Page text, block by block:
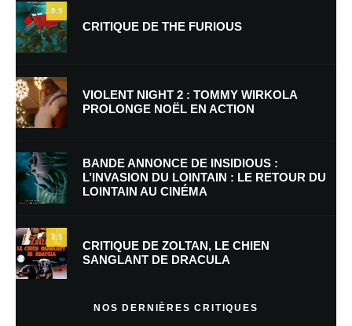
Nom*
E-mail *
Enregistrer mon nom, mon e-mail et mon site dans le navigateur pour
mon prochain commentaire.
Prévenez-moi de tous les nouveaux commentaires par e-mail.
Prévenez-moi de tous les nouveaux articles par e-mail.
9.5
CRITIQUE DE THE FURIOUS
VIOLENT NIGHT 2 : TOMMY WIRKOLA
PROLONGE NOËL EN ACTION
BANDE ANNONCE DE INSIDIOUS :
L’INVASION DU LOINTAIN : LE RETOUR DU
LOINTAIN AU CINÉMA
7.5
CRITIQUE DE ZOLTAN, LE CHIEN
SANGLANT DE DRACULA
NOS DERNIÈRES CRITIQUES